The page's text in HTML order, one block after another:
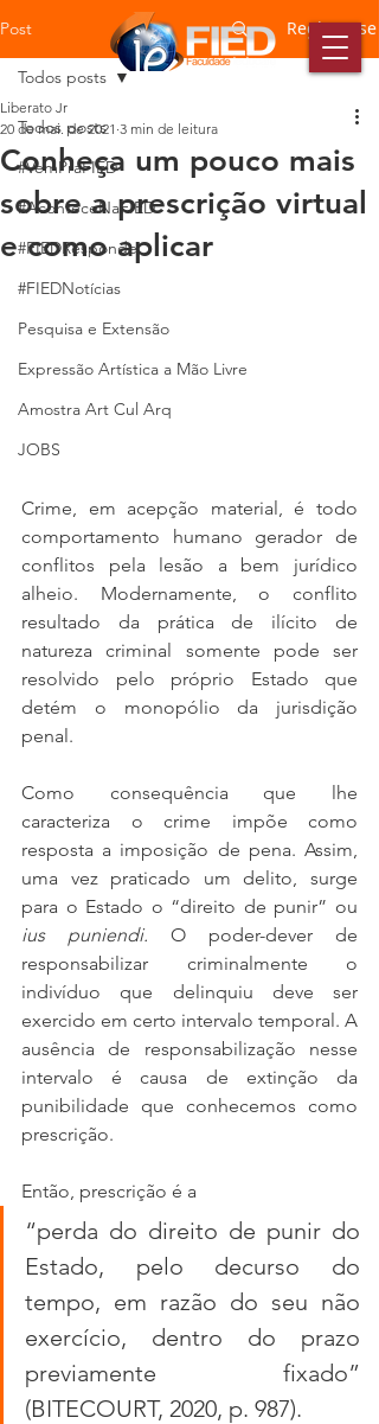
Post Registre-se
Todos posts
#VemPraFIED
#AconteceNaFIED
#FIEDResponde
#FIEDNotícias
Pesquisa e Extensão
Expressão Artística a Mão Livre
Amostra Art Cul Arq
JOBS
Todos posts
Conheça um pouco mais
sobre a prescrição virtual
e como aplicar
Liberato Jr
20 de mai. de 2021 3 min de leitura
Crime, em acepção material, é todo
comportamento humano gerador de
conflitos pela lesão a bem jurídico
alheio. Modernamente, o conflito
resultado da prática de ilícito de
natureza criminal somente pode ser
resolvido pelo próprio Estado que
detém o monopólio da jurisdição
penal.
Como consequência que lhe
caracteriza o crime impõe como
resposta a imposição de pena. Assim,
uma vez praticado um delito, surge
ius puniendi. O poder-dever de
responsabilizar criminalmente o
indivíduo que delinquiu deve ser
exercido em certo intervalo temporal. A
ausência de responsabilização nesse
intervalo é causa de extinção da
punibilidade que conhecemos como
prescrição.
Então, prescrição é a
“perda do direito de punir do
Estado, pelo decurso do
tempo, em razão do seu não
exercício, dentro do prazo
previamente fixado”
(BITECOURT, 2020, p. 987).